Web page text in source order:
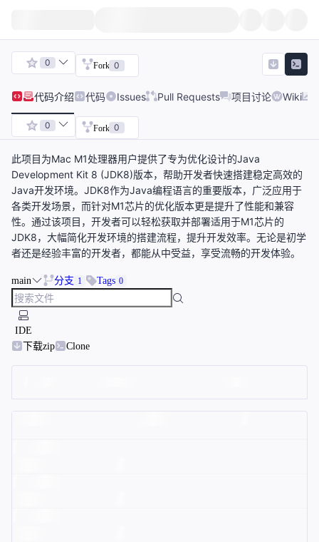
0 Fork 0
代码介绍 代码 Issues Pull Requests 项目讨论 Wiki
0 Fork 0
此项目为Mac M1处理器用户提供了专为优化设计的Java
Development Kit 8 (JDK8)版本，帮助开发者快速搭建稳定高效的
Java开发环境。JDK8作为Java编程语言的重要版本，广泛应用于
各类开发场景，而针对M1芯片的优化版本更是提升了性能和兼容
性。通过该项目，开发者可以轻松获取并部署适用于M1芯片的
JDK8，大幅简化开发环境的搭建流程，提升开发效率。无论是初学
者还是经验丰富的开发者，都能从中受益，享受流畅的开发体验。
main 分支 1 Tags 0
IDE
下载zip
Clone